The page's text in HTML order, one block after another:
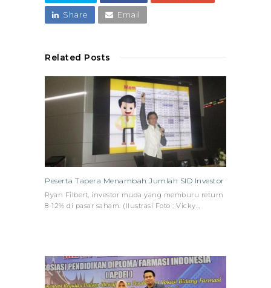
Share Email
Related Posts
Peserta Tapera Menambah Jumlah SID Investor
Ryan Filbert, investor muda yang memburu return
8-12% di pasar saham. (Ilustrasi Foto : Vicky…